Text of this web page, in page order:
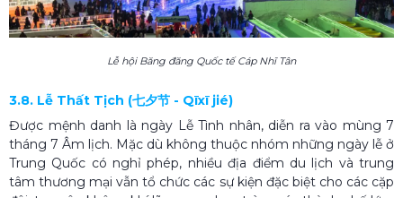
Lễ hội Băng đăng Quốc tế Cáp Nhĩ Tân
3.8. Lễ Thất Tịch (七夕节 - Qīxī jié)
Được mệnh danh là ngày Lễ Tình nhân, diễn ra vào mùng 7
tháng 7 Âm lịch. Mặc dù không thuộc nhóm những ngày lễ ở
Trung Quốc có nghỉ phép, nhiều địa điểm du lịch và trung
tâm thương mại vẫn tổ chức các sự kiện đặc biệt cho các cặp